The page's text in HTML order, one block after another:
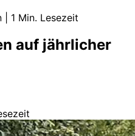
1 Min. Lesezeit
auf jährlicher